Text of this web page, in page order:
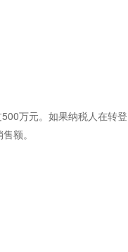
万元。如果纳税人在转登
额。